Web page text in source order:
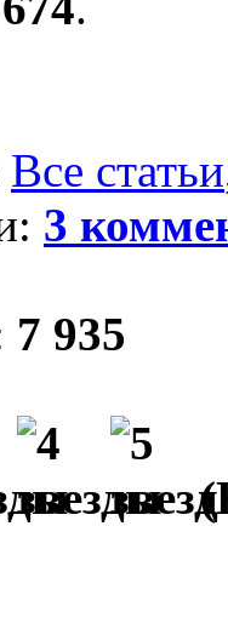
Все статьи
3
7 935